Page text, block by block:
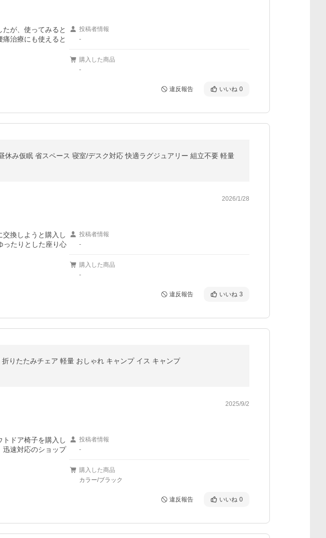
が、使ってみると
治療にも使えると
投稿者情報
-
購入した商品
-
違反報告 いいね 0
休み仮眠 省スペース 寝室/デスク対応 快適ラグジュアリー 組立不要 軽量
2026/1/28
換しようと購入し
ったりとした座り心
投稿者情報
-
購入した商品
-
違反報告 いいね 3
りたたみチェア 軽量 おしゃれ キャンプ イス キャンプ
2025/9/2
ドア椅子を購入し
迅速対応のショップ
投稿者情報
-
購入した商品
カラー/ブラック
違反報告 いいね 0